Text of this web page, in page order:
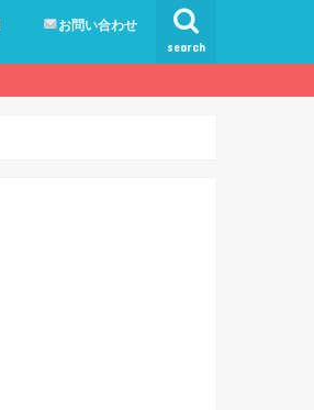
search
お問い合わせ